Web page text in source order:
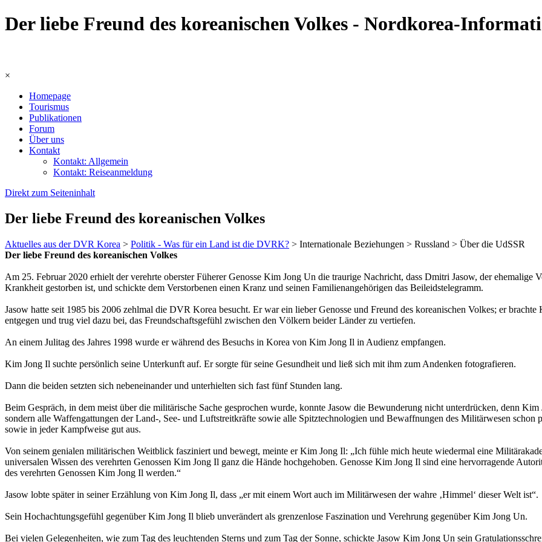
Der liebe Freund des koreanischen Volkes - Nordkorea-
×
Homepage
Tourismus
Publikationen
Forum
Über uns
Kontakt
Kontakt: Allgemein
Kontakt: Reiseanmeldung
Direkt zum Seiteninhalt
Der liebe Freund des koreanischen Volkes
Aktuelles aus der DVR Korea > Politik - Was für ein Land ist die DVRK? > Internationale Beziehungen > Russland > Über die UdSSR
Der liebe Freund des koreanischen Volkes
Am 25. Februar 2020 erhielt der verehrte oberster Füherer Genosse Kim Jong Un die traurige Nachricht, dass Dmitri Jasow, der ehemalige
Krankheit gestorben ist, und schickte dem Verstorbenen einen Kranz und seinen Familienangehörigen das Beileidstelegramm.
Jasow hatte seit 1985 bis 2006 zehlmal die DVR Korea besucht. Er war ein lieber Genosse und Freund des koreanischen Volkes; er
entgegen und trug viel dazu bei, das Freundschaftsgefühl zwischen den Völkern beider Länder zu vertiefen.
An einem Julitag des Jahres 1998 wurde er während des Besuchs in Korea von Kim Jong Il in Audienz empfangen.
Kim Jong Il suchte persönlich seine Unterkunft auf. Er sorgte für seine Gesundheit und ließ sich mit ihm zum Andenken fotografieren.
Dann die beiden setzten sich nebeneinander und unterhielten sich fast fünf Stunden lang.
Beim Gespräch, in dem meist über die militärische Sache gesprochen wurde, konnte Jasow die Bewunderung nicht unterdrücken, denn
sondern alle Waffengattungen der Land-, See- und Luftstreitkräfte sowie alle Spitztechnologien und Bewaffnungen des Militärwesen
sowie in jeder Kampfweise gut aus.
Von seinem genialen militärischen Weitblick fasziniert und bewegt, meinte er Kim Jong Il: „Ich fühle mich heute wiedermal eine
universalen Wissen des verehrten Genossen Kim Jong Il ganz die Hände hochgehoben. Genosse Kim Jong Il sind eine hervorragende
des verehrten Genossen Kim Jong Il werden.“
Jasow lobte später in seiner Erzählung von Kim Jong Il, dass „er mit einem Wort auch im Militärwesen der wahre ‚Himmel‘ dieser Welt ist“.
Sein Hochachtungsgefühl gegenüber Kim Jong Il blieb unverändert als grenzenlose Faszination und Verehrung gegenüber Kim Jong Un.
Bei vielen Gelegenheiten, wie zum Tag des leuchtenden Sterns und zum Tag der Sonne, schickte Jasow Kim Jong Un sein